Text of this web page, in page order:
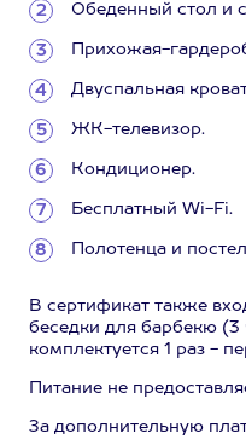
Обеденный стол и
Прихожая-
Двуспальная
ЖК-телевизор.
Кондиционер.
Бесплатный Wi-Fi.
Полотенца и
В сертификат также
беседки для барбекю (3
комплектуется 1 раз -
Питание не
За дополнительную